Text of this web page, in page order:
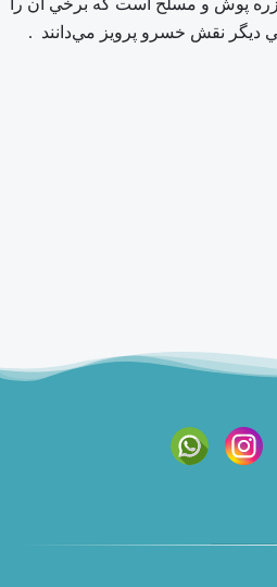
پوش‌ و مسلح‌ است‌ كه‌ برخي‌ آن‌ را
ديگر نقش‌ خسرو پرويز مي‌دانند .